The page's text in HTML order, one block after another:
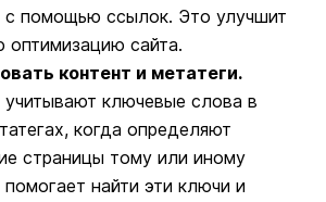
с помощью ссылок. Это улучшит
оптимизацию сайта.
контент и метатеги.
учитывают ключевые слова в
когда определяют
страницы тому или иному
найти эти ключи и